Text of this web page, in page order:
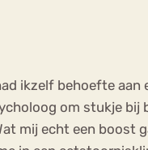
ikzelf behoefte
om stukje
mij echt een boost